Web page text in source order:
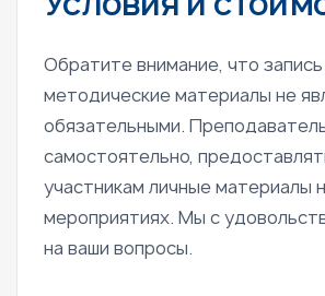
Обратите внимание, что запись
методические материалы не
обязательными.
самостоятельно,
участникам личные материалы
мероприятиях. Мы с
на ваши вопросы.